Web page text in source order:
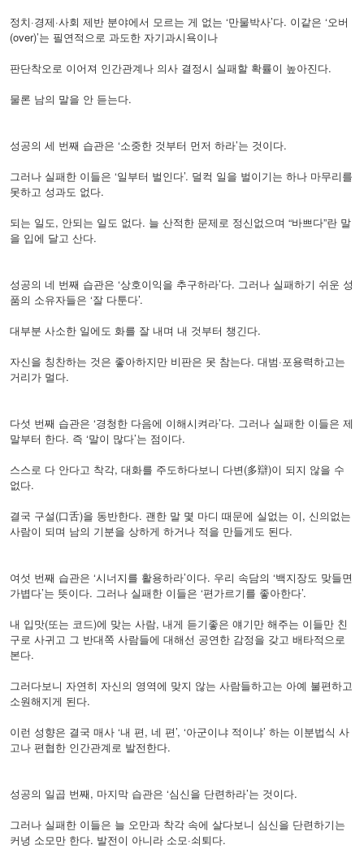
정치·경제·사회 제반 분야에서 모르는 게 없는 ‘만물박사’다. 이같은 ‘오버
(over)’는 필연적으로 과도한 자기과시욕이나
판단착오로 이어져 인간관계나 의사 결정시 실패할 확률이 높아진다.
물론 남의 말을 안 듣는다.
성공의 세 번째 습관은 ‘소중한 것부터 먼저 하라’는 것이다.
그러나 실패한 이들은 ‘일부터 벌인다’. 덜컥 일을 벌이기는 하나 마무리를
못하고 성과도 없다.
되는 일도, 안되는 일도 없다. 늘 산적한 문제로 정신없으며 “바쁘다”란 말
을 입에 달고 산다.
성공의 네 번째 습관은 ‘상호이익을 추구하라’다. 그러나 실패하기 쉬운 성
품의 소유자들은 ‘잘 다툰다’.
대부분 사소한 일에도 화를 잘 내며 내 것부터 챙긴다.
자신을 칭찬하는 것은 좋아하지만 비판은 못 참는다. 대범·포용력하고는
거리가 멀다.
다섯 번째 습관은 ‘경청한 다음에 이해시켜라’다. 그러나 실패한 이들은 제
말부터 한다. 즉 ‘말이 많다’는 점이다.
스스로 다 안다고 착각, 대화를 주도하다보니 다변(多辯)이 되지 않을 수
없다.
결국 구설(口舌)을 동반한다. 괜한 말 몇 마디 때문에 실없는 이, 신의없는
사람이 되며 남의 기분을 상하게 하거나 적을 만들게도 된다.
여섯 번째 습관은 ‘시너지를 활용하라’이다. 우리 속담의 ‘백지장도 맞들면
가볍다’는 뜻이다. 그러나 실패한 이들은 ‘편가르기를 좋아한다’.
내 입맛(또는 코드)에 맞는 사람, 내게 듣기좋은 얘기만 해주는 이들만 친
구로 사귀고 그 반대쪽 사람들에 대해선 공연한 감정을 갖고 배타적으로
본다.
그러다보니 자연히 자신의 영역에 맞지 않는 사람들하고는 아예 불편하고
소원해지게 된다.
이런 성향은 결국 매사 ‘내 편, 네 편’, ‘아군이냐 적이냐’ 하는 이분법식 사
고나 편협한 인간관계로 발전한다.
성공의 일곱 번째, 마지막 습관은 ‘심신을 단련하라’는 것이다.
그러나 실패한 이들은 늘 오만과 착각 속에 살다보니 심신을 단련하기는
커녕 소모만 한다. 발전이 아니라 소모·쇠퇴다.